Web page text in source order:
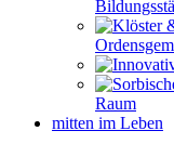
Raum
mitten im Leben